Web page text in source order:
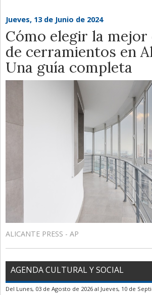
Jueves, 13 de Junio de 2024
Cómo elegir la mejor
de cerramientos en
Una guía completa
ALICANTE PRESS - AP
AGENDA CULTURAL Y SOCIAL
Del Lunes, 03 de Agosto de 2026 al Jueves, 10 de